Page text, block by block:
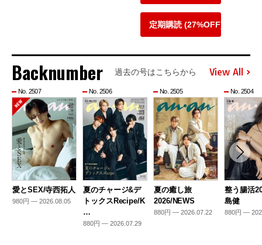
定期購読 (27%OFF)
Backnumber 過去の号はこちらから View All
No. 2507
愛とSEX/寺西拓人
980円 — 2026.08.05
No. 2506
夏のチャージ&デ
トックスRecipe/K
…
880円 — 2026.07.29
No. 2505
夏の癒し旅
2026/NEWS
880円 — 2026.07.22
No. 2504
整う腸活
島健
880円 —